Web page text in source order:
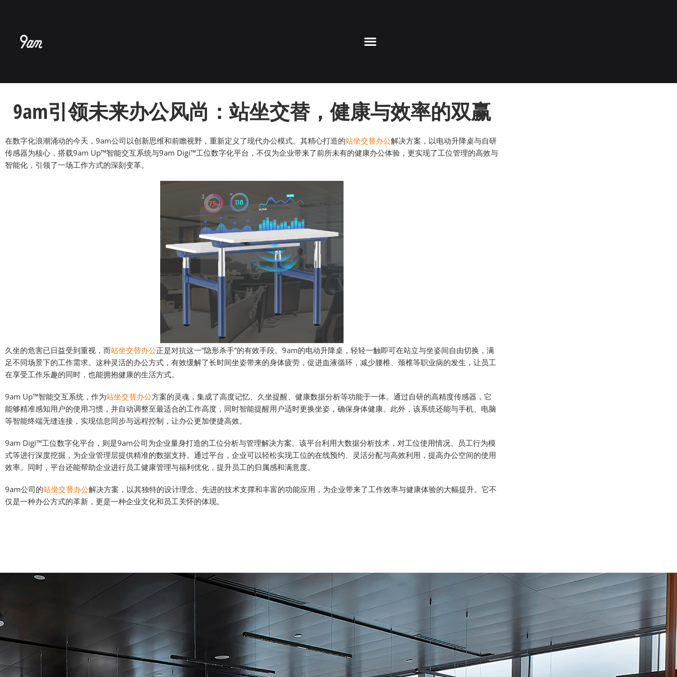
9am引领未来办公风尚：站坐交替，健康与效率的双赢
在数字化浪潮涌动的今天，9am公司以创新思维和前瞻视野，重新定义了现代办公模式。其精心打造的站坐交替办公解决方案，以电动升降桌与自研
传感器为核心，搭载9am Up™智能交互系统与9am Digi™工位数字化平台，不仅为企业带来了前所未有的健康办公体验，更实现了工位管理的高效与
智能化，引领了一场工作方式的深刻变革。
久坐的危害已日益受到重视，而站坐交替办公正是对抗这一“隐形杀手”的有效手段。9am的电动升降桌，轻轻一触即可在站立与坐姿间自由切换，满
足不同场景下的工作需求。这种灵活的办公方式，有效缓解了长时间坐姿带来的身体疲劳，促进血液循环，减少腰椎、颈椎等职业病的发生，让员工
在享受工作乐趣的同时，也能拥抱健康的生活方式。
9am Up™智能交互系统，作为站坐交替办公方案的灵魂，集成了高度记忆、久坐提醒、健康数据分析等功能于一体。通过自研的高精度传感器，它
能够精准感知用户的使用习惯，并自动调整至最适合的工作高度，同时智能提醒用户适时更换坐姿，确保身体健康。此外，该系统还能与手机、电脑
等智能终端无缝连接，实现信息同步与远程控制，让办公更加便捷高效。
9am Digi™工位数字化平台，则是9am公司为企业量身打造的工位分析与管理解决方案。该平台利用大数据分析技术，对工位使用情况、员工行为模
式等进行深度挖掘，为企业管理层提供精准的数据支持。通过平台，企业可以轻松实现工位的在线预约、灵活分配与高效利用，提高办公空间的使用
效率。同时，平台还能帮助企业进行员工健康管理与福利优化，提升员工的归属感和满意度。
9am公司的站坐交替办公解决方案，以其独特的设计理念、先进的技术支撑和丰富的功能应用，为企业带来了工作效率与健康体验的大幅提升。它不
仅是一种办公方式的革新，更是一种企业文化和员工关怀的体现。